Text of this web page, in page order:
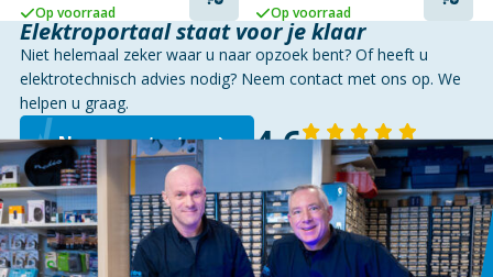
Op voorraad Op voorraad
Elektroportaal staat voor je klaar
Niet helemaal zeker waar u naar opzoek bent? Of heeft u
elektrotechnisch advies nodig? Neem contact met ons op. We
helpen u graag.
Neem contact op 4,6 143 reviews